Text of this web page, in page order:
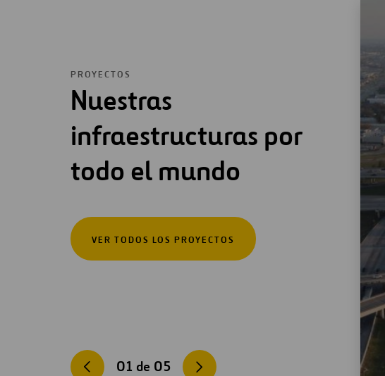
PROYECTOS
Nuestras
infraestructuras por
todo el mundo
VER TODOS LOS PROYECTOS
01 de 05